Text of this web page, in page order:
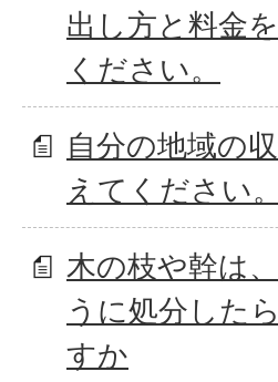
出し方と料金
ください。
自分の地域の
えてください。
木の枝や幹は
うに処分した
すか